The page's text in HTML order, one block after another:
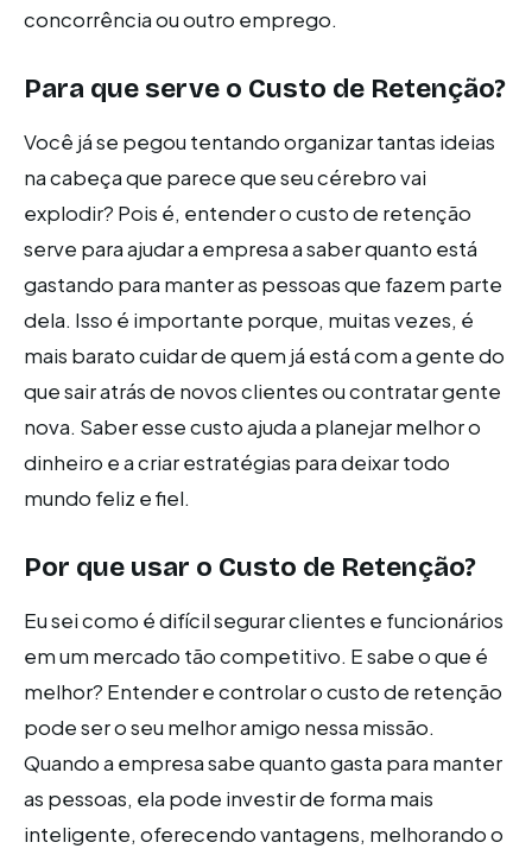
concorrência ou outro emprego.
Para que serve o Custo de Retenção?
Você já se pegou tentando organizar tantas ideias
na cabeça que parece que seu cérebro vai
explodir? Pois é, entender o custo de retenção
serve para ajudar a empresa a saber quanto está
gastando para manter as pessoas que fazem parte
dela. Isso é importante porque, muitas vezes, é
mais barato cuidar de quem já está com a gente do
que sair atrás de novos clientes ou contratar gente
nova. Saber esse custo ajuda a planejar melhor o
dinheiro e a criar estratégias para deixar todo
mundo feliz e fiel.
Por que usar o Custo de Retenção?
Eu sei como é difícil segurar clientes e funcionários
em um mercado tão competitivo. E sabe o que é
melhor? Entender e controlar o custo de retenção
pode ser o seu melhor amigo nessa missão.
Quando a empresa sabe quanto gasta para manter
as pessoas, ela pode investir de forma mais
inteligente, oferecendo vantagens, melhorando o